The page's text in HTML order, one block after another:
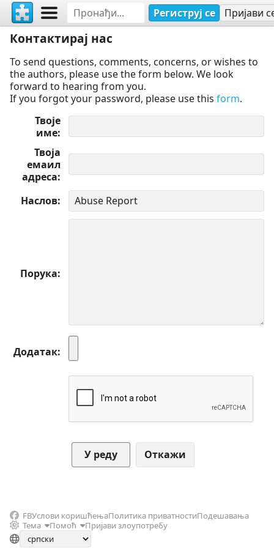
Региструј се Пријави
Контактирај нас
To send questions, comments, concerns, or wishes to
the authors, please use the form below. We look
forward to hearing from you.
If you forgot your password, please use this form.
Твоје
име
Твоја
емаил
адреса
Наслов
Порука
Додатак
Откажи
FBУслови коришћењаПолитика приватностиПодешавања
Тема
Помоћ Пријави злоупотребу